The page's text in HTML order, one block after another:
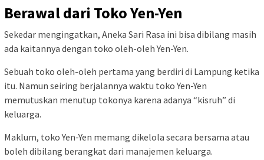
Berawal dari Toko Yen-Yen
Sekedar mengingatkan, Aneka Sari Rasa ini bisa dibilang masih
ada kaitannya dengan toko oleh-oleh Yen-Yen.
Sebuah toko oleh-oleh pertama yang berdiri di Lampung ketika
itu. Namun seiring berjalannya waktu toko Yen-Yen
memutuskan menutup tokonya karena adanya “kisruh” di
keluarga.
Maklum, toko Yen-Yen memang dikelola secara bersama atau
boleh dibilang berangkat dari manajemen keluarga.